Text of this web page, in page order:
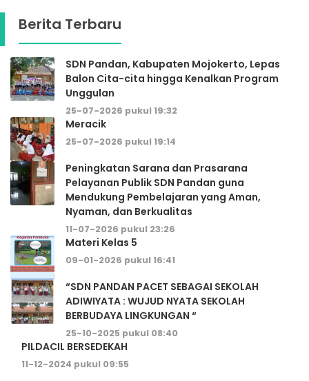
Berita Terbaru
SDN Pandan, Kabupaten Mojokerto, Lepas
Balon Cita-cita hingga Kenalkan Program
Unggulan
25-07-2026 pukul 19:32
Meracik
25-07-2026 pukul 19:14
Peningkatan Sarana dan Prasarana
Pelayanan Publik SDN Pandan guna
Mendukung Pembelajaran yang Aman,
Nyaman, dan Berkualitas
11-07-2026 pukul 23:26
Materi Kelas 5
09-01-2026 pukul 16:41
“SDN PANDAN PACET SEBAGAI SEKOLAH
ADIWIYATA : WUJUD NYATA SEKOLAH
BERBUDAYA LINGKUNGAN “
25-10-2025 pukul 08:40
PILDACIL BERSEDEKAH
11-12-2024 pukul 09:55